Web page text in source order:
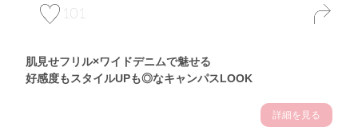
101
肌見せフリル×ワイドデニムで魅せる
好感度もスタイルUPも◎なキャンパスLOOK
詳細を見る